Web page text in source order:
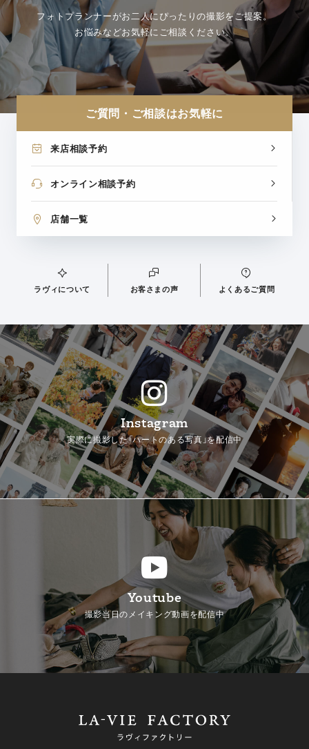
フォトプランナーがお二人にぴったりの撮影をご提案。
お悩みなどお気軽にご相談ください。
ご質問・ご相談はお気軽に
来店相談予約
オンライン相談予約
店舗一覧
ラヴィについて お客さまの声 よくあるご質問
Instagram
実際に撮影した「ハートのある写真」を配信中
Youtube
撮影当日のメイキング動画を配信中